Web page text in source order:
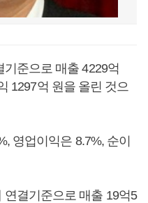
준으로 매출 4229억
1297억 원을 올린 것으
영업이익은 8.7%, 순이
결기준으로 매출 19억5